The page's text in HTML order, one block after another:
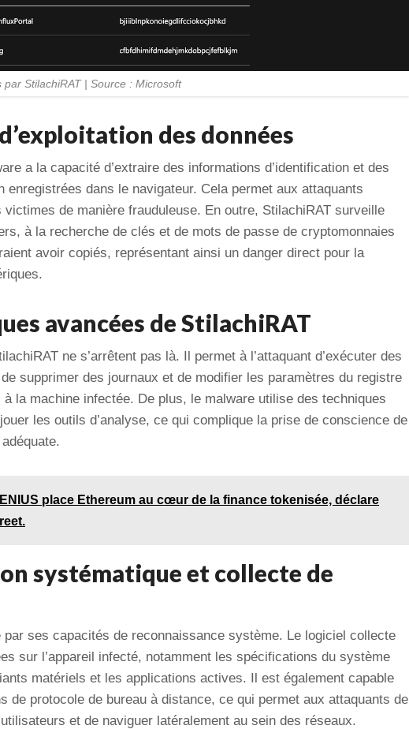
StilachiRAT | Source : Microsoft
des données
a la capacité d’extraire des informations d’identification et des
enregistrées dans le navigateur. Cela permet aux attaquants
victimes de manière frauduleuse. En outre, StilachiRAT surveille
à la recherche de clés et de mots de passe de cryptomonnaies
avoir copiés, représentant ainsi un danger direct pour la
avancées de StilachiRAT
ne s’arrêtent pas là. Il permet à l’attaquant d’exécuter des
supprimer des journaux et de modifier les paramètres du registre
à la machine infectée. De plus, le malware utilise des techniques
les outils d’analyse, ce qui complique la prise de conscience de
place Ethereum au cœur de la finance tokenisée, déclare
systématique et collecte de
par ses capacités de reconnaissance système. Le logiciel collecte
sur l’appareil infecté, notamment les spécifications du système
matériels et les applications actives. Il est également capable
de protocole de bureau à distance, ce qui permet aux attaquants de
et de naviguer latéralement au sein des réseaux.